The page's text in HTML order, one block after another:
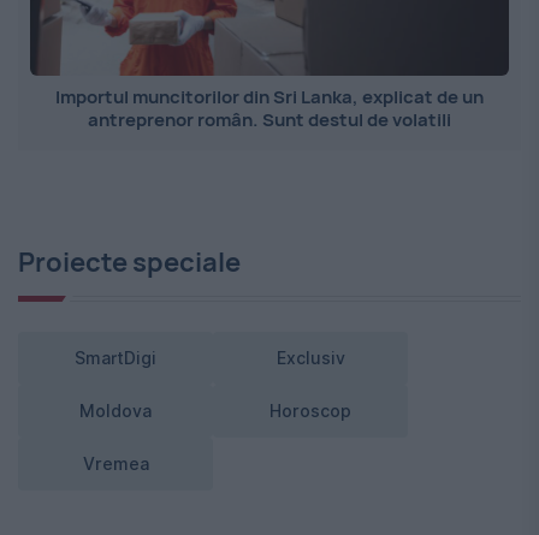
Importul muncitorilor din Sri Lanka, explicat de un
antreprenor român. Sunt destul de volatili
Proiecte speciale
SmartDigi Exclusiv
Moldova Horoscop
Vremea